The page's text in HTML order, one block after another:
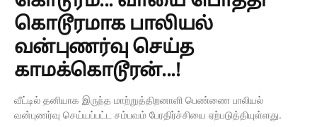
கொடூரமாக பாலியல்
வன்புணர்வு செய்த
காமக்கொடூரன்...!
வீட்டில் தனியாக இருந்த மாற்றுத்திறனாளி பெண்ணை பாலியல்
வன்புணர்வு செய்யப்பட்ட சம்பவம் பேரதிர்ச்சியை ஏற்படுத்தியுள்ளது.